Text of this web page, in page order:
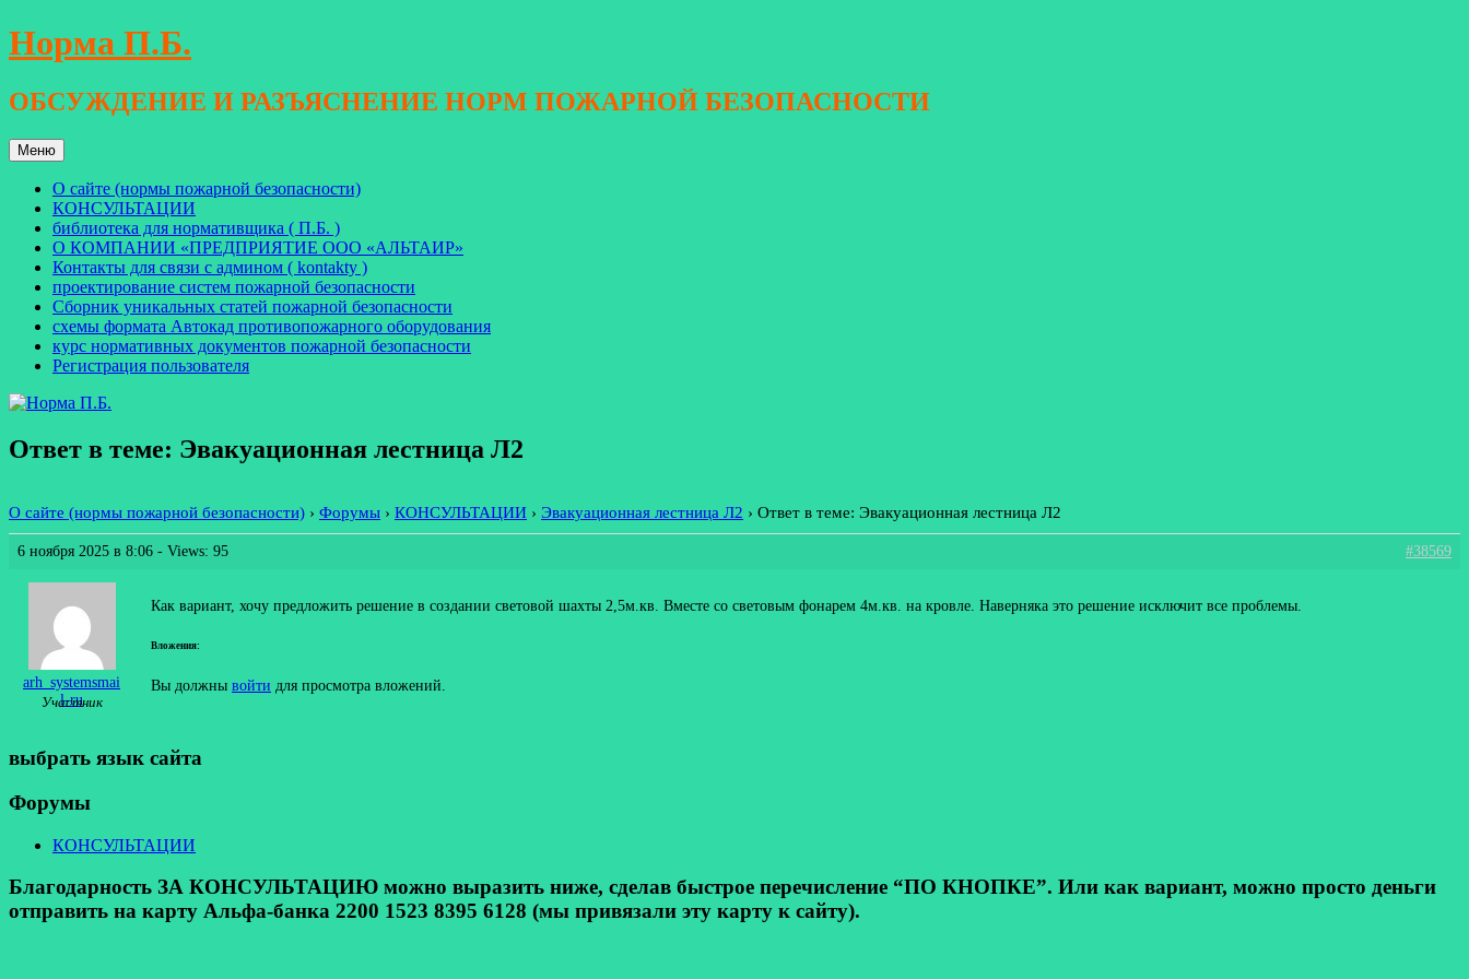
Перейти
к
Норма П.Б.
ОБСУЖДЕНИЕ И РАЗЪЯСНЕНИЕ НОРМ ПОЖАРНОЙ БЕЗОПАСНОСТИ
Меню
О сайте (нормы пожарной безопасности)
КОНСУЛЬТАЦИИ
библиотека для нормативщика ( П.Б. )
О КОМПАНИИ «ПРЕДПРИЯТИЕ ООО «АЛЬТАИР»
Контакты для связи с админом ( kontakty )
проектирование систем пожарной безопасности
Сборник уникальных статей пожарной безопасности
схемы формата Автокад противопожарного оборудования
курс нормативных документов пожарной безопасности
Регистрация пользователя
Ответ в теме: Эвакуационная лестница Л2
О сайте (нормы пожарной безопасности) › Форумы › КОНСУЛЬТАЦИИ › Эвакуационная лестница Л2 › Ответ в теме: Эвакуационная лестница Л2
6 ноября 2025 в 8:06 - Views: 95 #38569
arh_systemsmai
l-ru
Участник
Как вариант, хочу предложить решение в создании световой шахты 2,5м.кв. Вместе со световым фонарем 4м.кв. на кровле. Наверняка это решение исключит все проблемы.
Вложения:
Вы должны войти для просмотра вложений.
выбрать язык сайта
Форумы
КОНСУЛЬТАЦИИ
Благодарность ЗА КОНСУЛЬТАЦИЮ можно выразить ниже, сделав быстрое перечисление “ПО КНОПКЕ”. Или как вариант, можно просто деньги
отправить на карту Альфа-банка 2200 1523 8395 6128 (мы привязали эту карту к сайту).